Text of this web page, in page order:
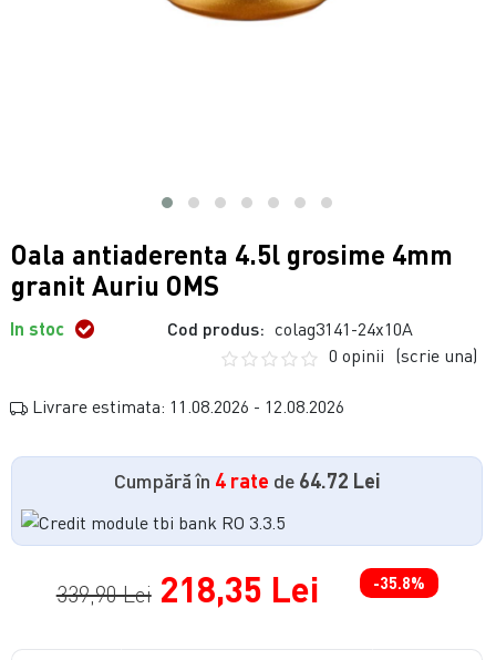
Oala antiaderenta 4.5l grosime 4mm
granit Auriu OMS
In stoc Cod produs: colag3141-24x10A
0 opinii (scrie una)
Livrare estimata: 11.08.2026 - 12.08.2026
Cumpără în 4 rate de 64.72 Lei
339,90 Lei 218,35 Lei -35.8%